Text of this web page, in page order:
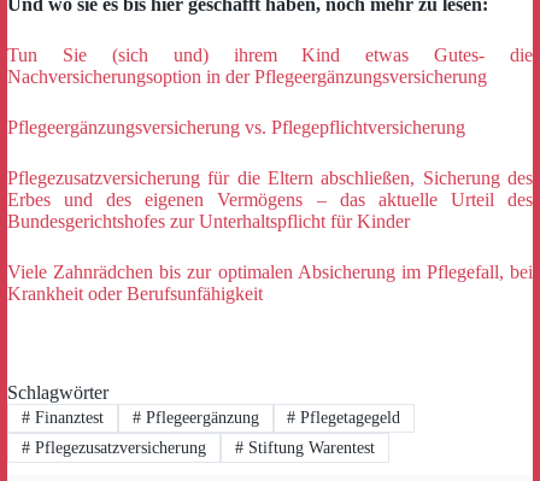
Und wo sie es bis hier geschafft haben, noch mehr zu lesen:
Tun Sie (sich und) ihrem Kind etwas Gutes- die
Nachversicherungsoption in der Pflegeergänzungsversicherung
Pflegeergänzungsversicherung vs. Pflegepflichtversicherung
Pflegezusatzversicherung für die Eltern abschließen, Sicherung des
Erbes und des eigenen Vermögens – das aktuelle Urteil des
Bundesgerichtshofes zur Unterhaltspflicht für Kinder
Viele Zahnrädchen bis zur optimalen Absicherung im Pflegefall, bei
Krankheit oder Berufsunfähigkeit
Schlagwörter
#Finanztest #Pflegeergänzung # Pflegetagegeld
#Pflegezusatzversicherung #Stiftung Warentest